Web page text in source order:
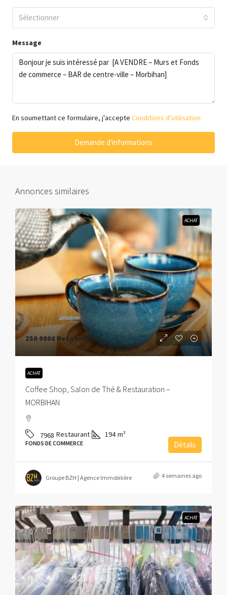
Sélectionner
Message
En soumettant ce formulaire, j'accepte Conditions d'utilisation
Demande d'informations
Annonces similaires
ACHAT
250 000€Net vendeur
ACHAT
Coffee Shop, Salon de Thé & Restauration –
MORBIHAN
7968 Restaurant 194 m²
FONDS DE COMMERCE Détails
Groupe BZH | Agence Immobilière 4 semaines ago
ACHAT